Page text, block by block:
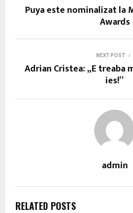
Puya este nominalizat la
Awards
NEXT POST
Adrian Cristea: „E treaba
ies!”
admin
RELATED POSTS